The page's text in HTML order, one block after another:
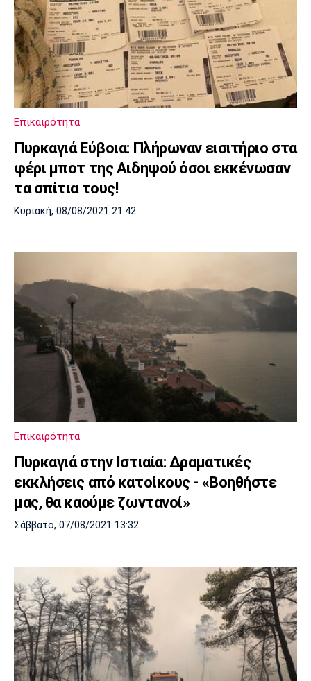
Επικαιρότητα
Πυρκαγιά Εύβοια: Πλήρωναν εισιτήριο στα
φέρι μποτ της Αιδηψού όσοι εκκένωσαν
τα σπίτια τους!
Κυριακή, 08/08/2021 21:42
Επικαιρότητα
Πυρκαγιά στην Ιστιαία: Δραματικές
εκκλήσεις από κατοίκους - «Βοηθήστε
μας, θα καούμε ζωντανοί»
Σάββατο, 07/08/2021 13:32